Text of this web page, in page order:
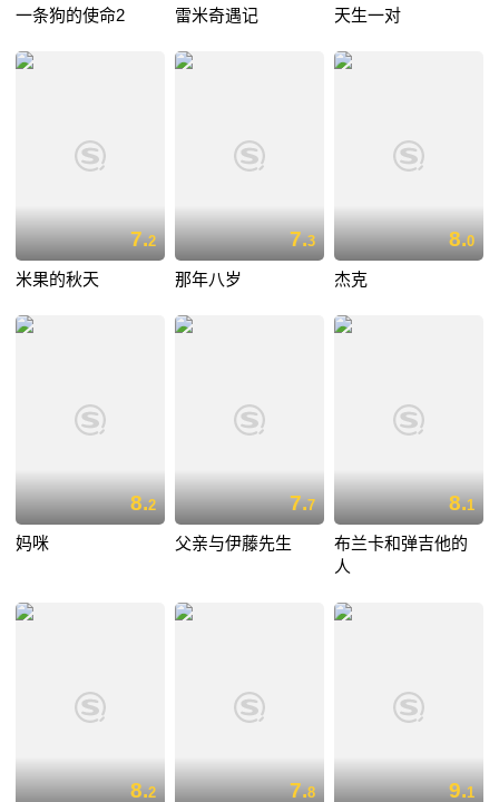
一条狗的使命2 雷米奇遇记 天生一对
7.2
米果的秋天
7.3
那年八岁
8.0
杰克
8.2
妈咪
7.7
父亲与伊藤先生
8.1
布兰卡和弹吉他的
人
8.2 7.8 9.1